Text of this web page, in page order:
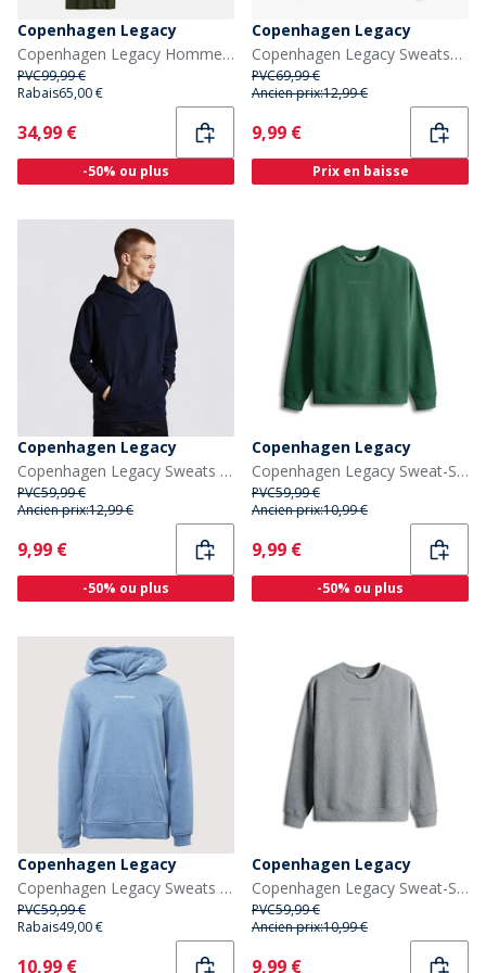
Copenhagen Legacy
Copenhagen Legacy Homme Copehagen Legacy Dix Paquets T-shirts Multi
PVC99,99 €
Rabais65,00 €
Current
34,99 €
-50% ou plus
Copenhagen Legacy
Copenhagen Legacy Sweatshirt à col rond imprimé cœur Homme Noir
PVC69,99 €
Ancien prix:12,99 €
Current
9,99 €
Prix en baisse
Copenhagen Legacy
Copenhagen Legacy Sweats à Capuche Bleu
PVC59,99 €
Ancien prix:12,99 €
Current
9,99 €
-50% ou plus
Copenhagen Legacy
Copenhagen Legacy Sweat-Shirt Vert
PVC59,99 €
Ancien prix:10,99 €
Current
9,99 €
-50% ou plus
Copenhagen Legacy
Copenhagen Legacy Sweats à Capuche Bleu
PVC59,99 €
Rabais49,00 €
Current
10,99 €
Copenhagen Legacy
Copenhagen Legacy Sweat-Shirt Gris Mélange
PVC59,99 €
Ancien prix:10,99 €
Current
9,99 €